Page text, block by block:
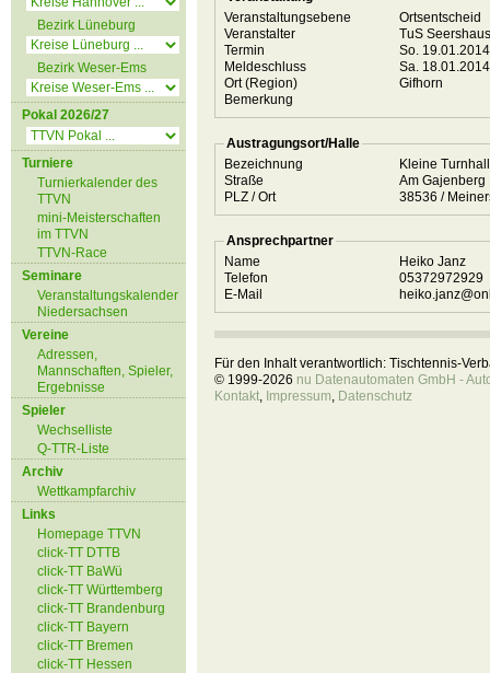
Bezirk Lüneburg
Bezirk Weser-Ems
Pokal 2026/27
Turniere
Turnierkalender des
TTVN
mini-Meisterschaften
im TTVN
TTVN-Race
Seminare
Veranstaltungskalender
Niedersachsen
Vereine
Adressen,
Mannschaften, Spieler,
Ergebnisse
Spieler
Wechselliste
Q-TTR-Liste
Archiv
Wettkampfarchiv
Links
Homepage TTVN
click-TT DTTB
click-TT BaWü
click-TT Württemberg
click-TT Brandenburg
click-TT Bayern
click-TT Bremen
click-TT Hessen
Veranstaltungsebene
Ortsentscheid
Veranstalter
TuS
Termin
So.
Meldeschluss
Sa.
Ort (Region)
Gifhorn
Bemerkung
Austragungsort/Halle
Bezeichnung
Kleine
Straße
Am
PLZ / Ort
38536 /
Ansprechpartner
Name
Heiko Janz
Telefon
05372972929
E-Mail
Für den Inhalt verantwortlich: Tischtennis-
© 1999-2026 nu Datenautomaten GmbH -
Kontakt, Impressum, Datenschutz